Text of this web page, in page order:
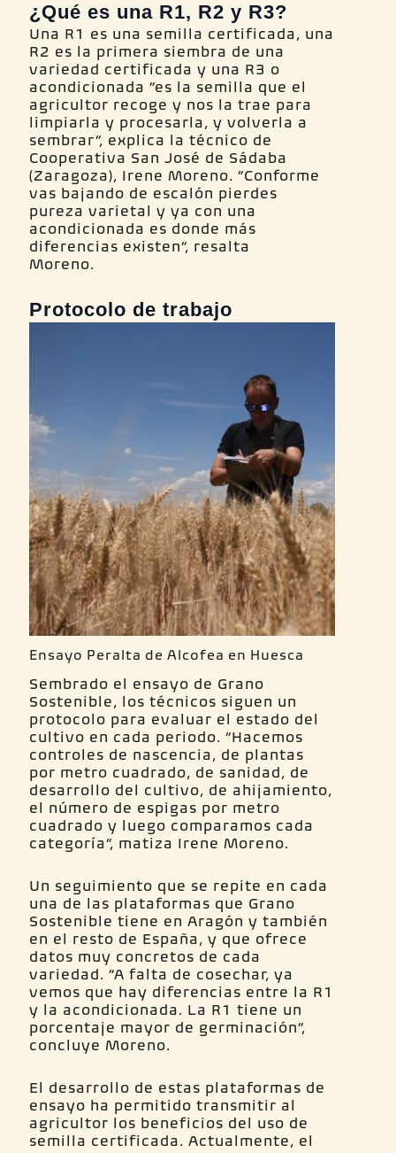
¿Qué es una R1, R2 y R3?
Una R1 es una semilla certificada, una
R2 es la primera siembra de una
variedad certificada y una R3 o
acondicionada “es la semilla que el
agricultor recoge y nos la trae para
limpiarla y procesarla, y volverla a
sembrar”, explica la técnico de
Cooperativa San José de Sádaba
(Zaragoza), Irene Moreno. “Conforme
vas bajando de escalón pierdes
pureza varietal y ya con una
acondicionada es donde más
diferencias existen”, resalta
Protocolo de trabajo
Ensayo Peralta de Alcofea en Huesca
Sembrado el ensayo de Grano
Sostenible, los técnicos siguen un
protocolo para evaluar el estado del
cultivo en cada periodo. “Hacemos
controles de nascencia, de plantas
por metro cuadrado, de sanidad, de
desarrollo del cultivo, de ahijamiento,
el número de espigas por metro
cuadrado y luego comparamos cada
categoría”, matiza Irene Moreno.
Un seguimiento que se repite en cada
una de las plataformas que Grano
Sostenible tiene en Aragón y también
en el resto de España, y que ofrece
datos muy concretos de cada
variedad. “A falta de cosechar, ya
vemos que hay diferencias entre la R1
y la acondicionada. La R1 tiene un
porcentaje mayor de germinación”,
concluye Moreno.
El desarrollo de estas plataformas de
ensayo ha permitido transmitir al
agricultor los beneficios del uso de
semilla certificada. Actualmente, el